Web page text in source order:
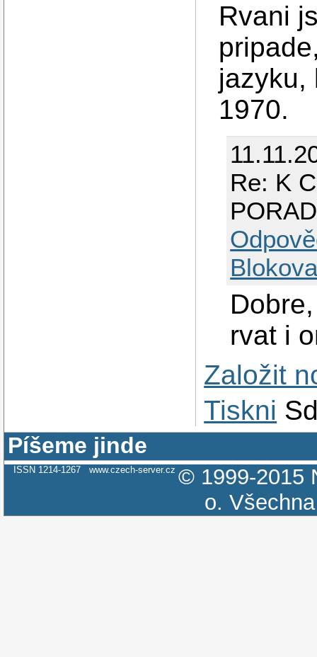
Rvani
jazyku,
1970.
Re: K
rvat i
Založit
Tiskni
Píšeme jinde
ISSN 1214-1267 www.czech-server.cz © 1999-2015
o.